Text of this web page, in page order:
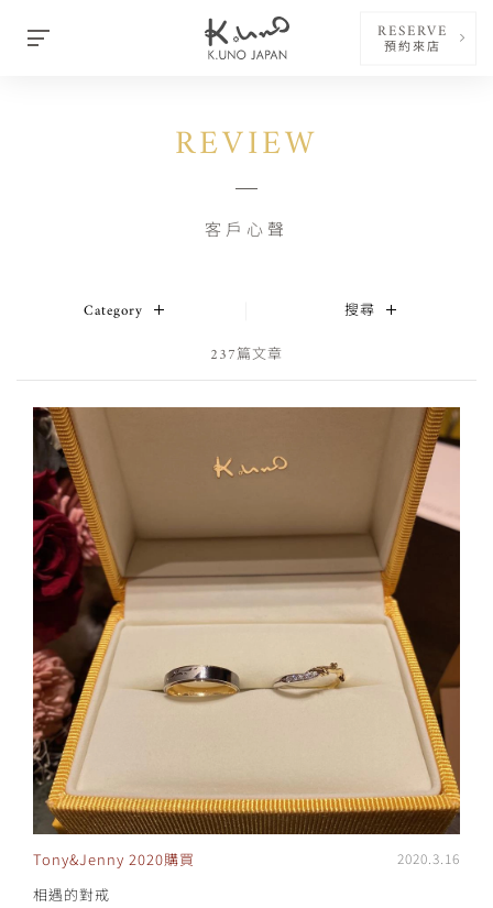
RESERVE
預約來店
REVIEW
客戶心聲
Category
搜尋
237篇文章
Tony&Jenny 2020購買 2020.3.16
相遇的對戒